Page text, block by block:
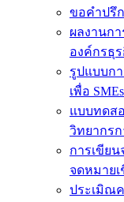
ขอคำปรึ
ผลงานก
องค์กรธุ
รูปแบบก
เพื่อ
แบบทดส
วิทยากร
การเขีย
จดหมาย
ประเมิณ